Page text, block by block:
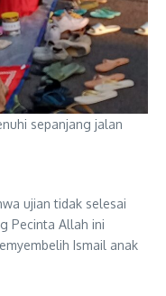
sepanjang jalan
ujian tidak selesai
Pecinta Allah ini
Ismail anak